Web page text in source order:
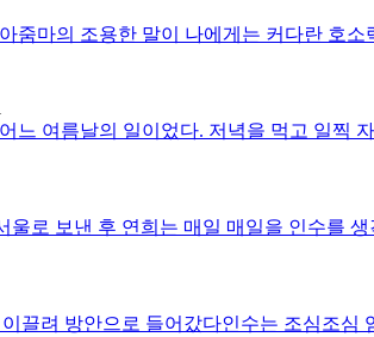
줌마의 조용한 말이 나에게는 커다란 호
느 여름날의 일이었다. 저녁을 먹고 일찍
울로 보낸 후 연희는 매일 매일을 인수를
끌려 방안으로 들어갔다인수는 조심조